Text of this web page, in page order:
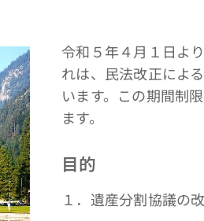
令和５年４月１日よ
れは、民法改正によ
います。この期間制
ます。
目的
１．遺産分割協議の